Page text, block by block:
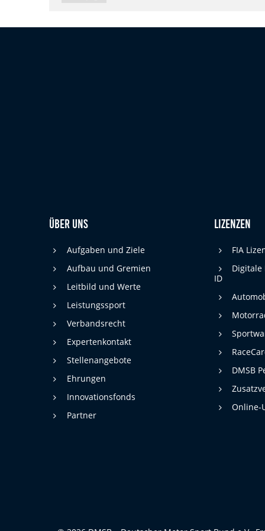
Über uns
Aufgaben und Ziele
Aufbau und Gremien
Leitbild und Werte
Leistungssport
Verbandsrecht
Expertenkontakt
Stellenangebote
Ehrungen
Innovationsfonds
Partner
Lizenzen
FIA
Digitale
ID
DMSB
Online-
DMSB
Diese Cookies dienen zur Erhebung von
Statistiken zur Website-Nutzung.
Cookie Laufzeit: 24 Monate
Um Inhalte von Videoplattformen und weiteren externen
Diensten anzeigen zu können, werden von diesen ggf. Cookies
gesetzt. Die Einbindung kann bei Bedarf einzeln aktiviert werden.
Anbieter: